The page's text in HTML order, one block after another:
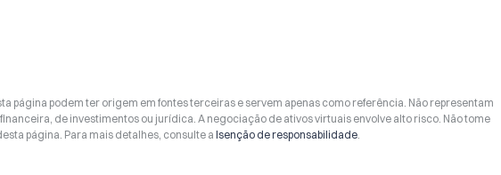
página podem ter origem em fontes terceiras e servem apenas como referência. Não representam
de investimentos ou jurídica. A negociação de ativos virtuais envolve alto risco. Não tome
página. Para mais detalhes, consulte a Isenção de responsabilidade.